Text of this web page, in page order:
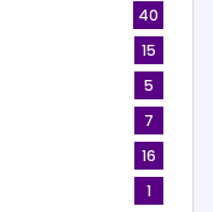
40
15
5
7
16
1